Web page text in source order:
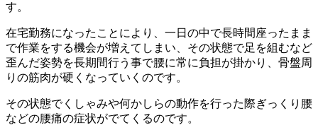
す。
在宅勤務になったことにより、一日の中で長時間座ったまま
で作業をする機会が増えてしまい、その状態で足を組むなど
歪んだ姿勢を長期間行う事で腰に常に負担が掛かり、骨盤周
りの筋肉が硬くなっていくのです。
その状態でくしゃみや何かしらの動作を行った際ぎっくり腰
などの腰痛の症状がでてくるのです。